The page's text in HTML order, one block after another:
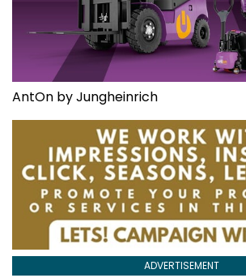
AntOn by Jungheinrich
ADVERTISEMENT